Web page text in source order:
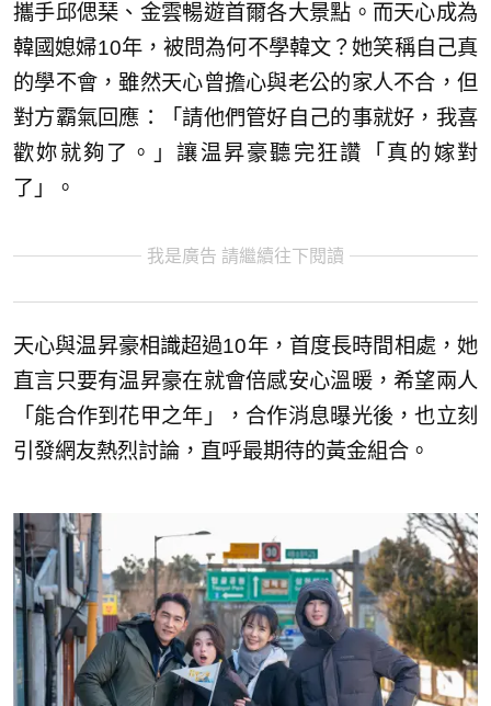
攜手邱偲琹、金雲暢遊首爾各大景點。而天心成為
韓國媳婦10年，被問為何不學韓文？她笑稱自己真
的學不會，雖然天心曾擔心與老公的家人不合，但
對方霸氣回應：「請他們管好自己的事就好，我喜
歡妳就夠了。」讓温昇豪聽完狂讚「真的嫁對
了」。
我是廣告 請繼續往下閱讀
天心與温昇豪相識超過10年，首度長時間相處，她
直言只要有温昇豪在就會倍感安心溫暖，希望兩人
「能合作到花甲之年」，合作消息曝光後，也立刻
引發網友熱烈討論，直呼最期待的黃金組合。